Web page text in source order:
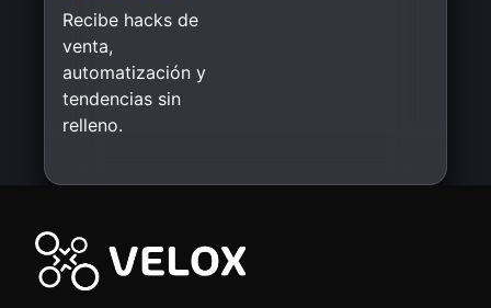
Recibe hacks de
venta,
automatización y
tendencias sin
relleno.